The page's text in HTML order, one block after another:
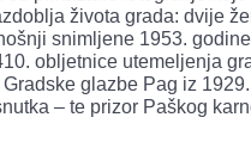
života grada: dvije
snimljene 1953.
obljetnice utemeljenja
glazbe Pag iz
– te prizor Paškog